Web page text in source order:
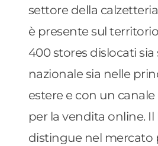
settore della calzetteria
è presente sul
400 stores dislocati
nazionale sia nelle
estere e con un
per la vendita online. Il
distingue nel mercato